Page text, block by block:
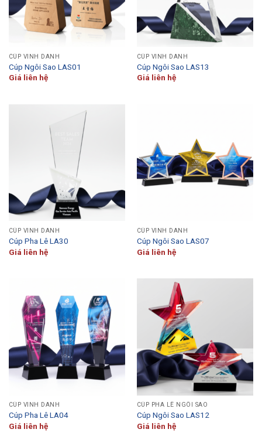
CÚP VINH DANH
Cúp Ngôi Sao LAS01
Giá liên hệ
CÚP VINH DANH
Cúp Ngôi Sao LAS13
Giá liên hệ
CÚP VINH DANH
Cúp Pha Lê LA30
Giá liên hệ
CÚP VINH DANH
Cúp Ngôi Sao LAS07
Giá liên hệ
CÚP VINH DANH
Cúp Pha Lê LA04
Giá liên hệ
CÚP PHA LÊ NGÔI SAO
Cúp Ngôi Sao LAS12
Giá liên hệ